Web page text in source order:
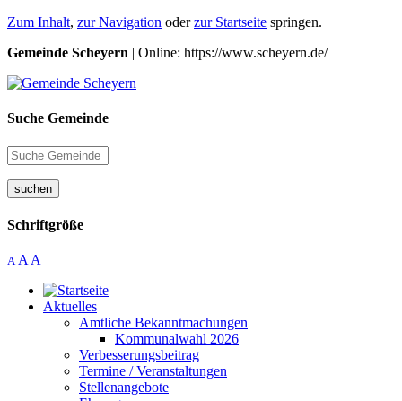
Zum Inhalt, zur Navigation oderzur Startseite springen.
Gemeinde Scheyern | Online: https://www.scheyern.de/
Suche Gemeinde
suchen
Schriftgröße
A A A
Aktuelles
Amtliche Bekanntmachungen
Kommunalwahl 2026
Verbesserungsbeitrag
Termine / Veranstaltungen
Stellenangebote